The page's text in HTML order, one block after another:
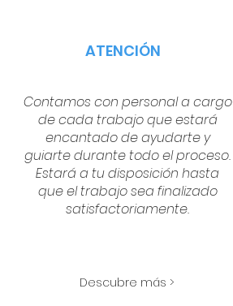
ATENCIÓN
Contamos con personal a cargo
de cada trabajo que estará
encantado de ayudarte y
guiarte durante todo el proceso.
Estará a tu disposición hasta
que el trabajo sea finalizado
satisfactoriamente.
Descubre más >